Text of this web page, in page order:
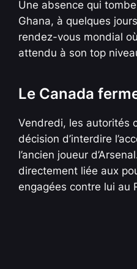
Une absence qui
Ghana, à quelques
rendez-vous mondial
attendu à son top
Le Canada
Vendredi, les autorités
décision d’interdire
l’ancien joueur
directement liée aux
engagées contre lui au